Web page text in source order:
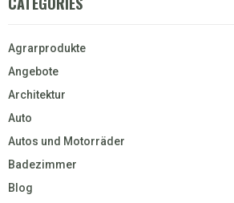
Agrarprodukte
Angebote
Architektur
Auto
Autos und Motorräder
Badezimmer
Blog